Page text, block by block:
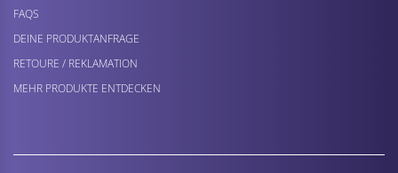
FAQS
DEINE PRODUKTANFRAGE
RETOURE / REKLAMATION
MEHR PRODUKTE ENTDECKEN